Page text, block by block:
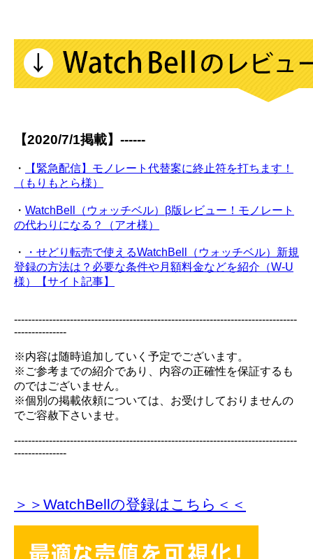
【2020/7/1掲載】------
・
【緊急配信】モノレート代替案に終止符を打ちます！
（もりもとら様）
・ WatchBell（ウォッチベル）β版レビュー！モノレート
の代わりになる？（アオ様）
・
・せどり転売で使えるWatchBell（ウォッチベル）新規
登録の方法は？必要な条件や月額料金などを紹介（W-U
様）【サイト記事】
---------------------------------------------------------------------------------
---------------
※内容は随時追加していく予定でございます。
※ご参考までの紹介であり、内容の正確性を保証するも
のではございません。
※個別の掲載依頼については、お受けしておりませんの
でご容赦下さいませ。
---------------------------------------------------------------------------------
---------------
＞＞WatchBellの登録はこちら＜＜